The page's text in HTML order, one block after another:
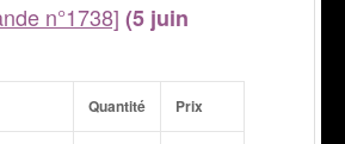
n°1738] (5 juin
Quantité Prix